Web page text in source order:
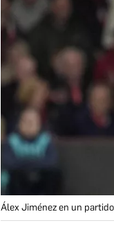
Álex Jiménez en un